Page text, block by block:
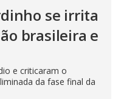
se irrita
brasileira e
e criticaram o
da fase final da